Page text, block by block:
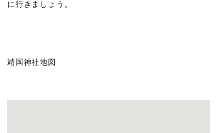
に行きましょう。
靖国神社地図